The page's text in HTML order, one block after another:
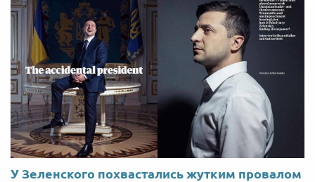
У Зеленского похвастались жутким провалом